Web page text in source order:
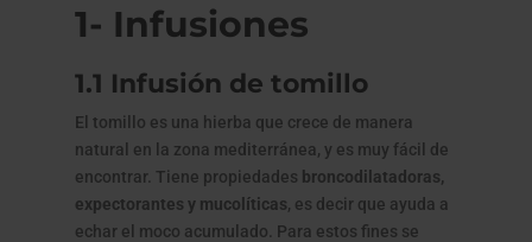
1- Infusiones
1.1 Infusión de tomillo
El tomillo es una hierba que crece de manera
natural en la zona mediterránea, y es muy fácil de
encontrar. Tiene propiedades broncodilatadoras,
expectorantes y mucolíticas, es decir que ayuda a
echar el moco acumulado. Para estos fines se